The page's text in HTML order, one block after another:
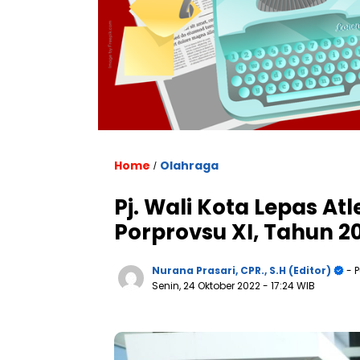
Home / Olahraga
Pj. Wali Kota Lepas
Porprovsu XI, Tahun
Nurana Prasari, CPR., S.H (Editor)
-
Senin, 24 Oktober 2022- 17:24 WIB